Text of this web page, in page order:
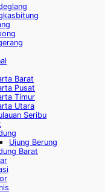
Barat
Pusat
Timur
Utara
Seribu
Ujung Berung
Barat